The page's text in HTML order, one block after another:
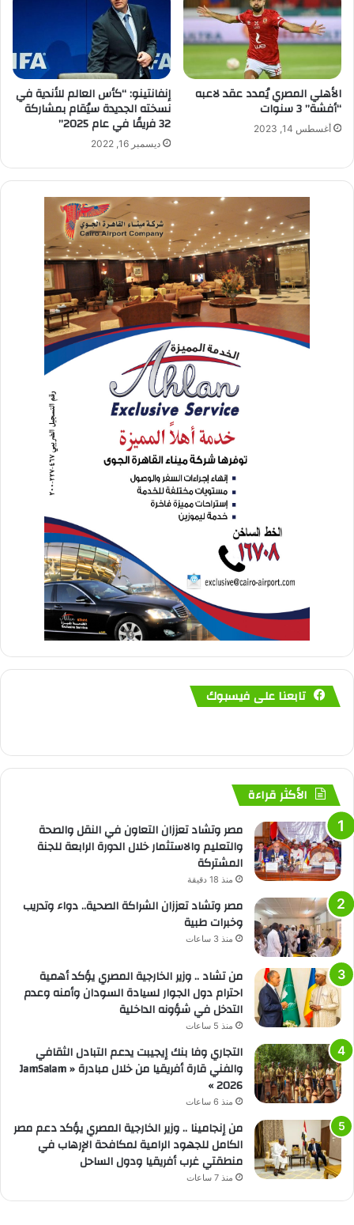
الأهلي المصري يُمدد عقد لاعبه
“أفشة” 3 سنوات
أغسطس 14, 2023
إنفانتينو: “كأس العالم للأندية في
نسخته الجديدة سيُقام بمشاركة
32 فريقًا في عام 2025”
ديسمبر 16, 2022
تابعنا على فيسبوك
الأكثر قراءة
مصر وتشاد تعززان التعاون في النقل والصحة
والتعليم والاستثمار خلال الدورة الرابعة للجنة
المشتركة
منذ 18 دقيقة
مصر وتشاد تعززان الشراكة الصحية.. دواء وتدريب
وخبرات طبية
منذ 3 ساعات
من تشاد .. وزير الخارجية المصري يؤكد أهمية
احترام دول الجوار لسيادة السودان وأمنه وعدم
التدخل في شؤونه الداخلية
منذ 5 ساعات
التجاري وفا بنك إيجيبت يدعم التبادل الثقافي
والفني قارة أفريقيا من خلال مبادرة « JamSalam
2026 »
منذ 6 ساعات
من إنجامينا .. وزير الخارجية المصري يؤكد دعم مصر
الكامل للجهود الرامية لمكافحة الإرهاب في
منطقتي غرب أفريقيا ودول الساحل
منذ 7 ساعات